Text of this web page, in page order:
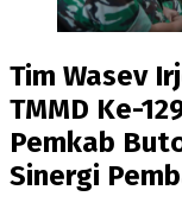
Tim Wasev
TMMD Ke-
Pemkab
Sinergi